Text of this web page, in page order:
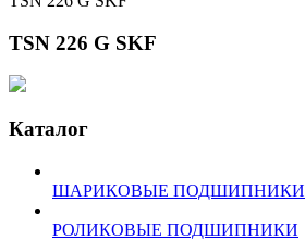
TSN 226 G SKF
Каталог
ШАРИКОВЫЕ ПОДШИПНИКИ
РОЛИКОВЫЕ ПОДШИПНИКИ